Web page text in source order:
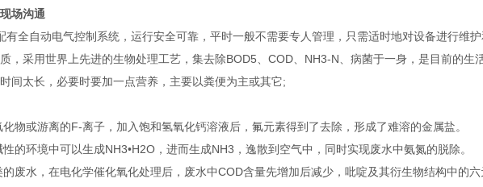
场沟通
有全自动电气控制系统，运行安全可靠，平时一般不需要专人管理，只需适时地对设备进行维
，采用世界上先进的生物处理工艺，集去除BOD5、COD、NH3-N、病菌于一身，是目前的生
间太长，必要时要加一点营养，主要以粪便为主或其它;
物或游离的F-离子，加入饱和氢氧化钙溶液后，氟元素得到了去除，形成了难溶的金属盐。
的环境中可以生成NH3•H2O，进而生成NH3，逸散到空气中，同时实现废水中氨氮的脱除。
废水，在电化学催化氧化处理后，废水中COD含量先增加后减少，吡啶及其衍生物结构中的